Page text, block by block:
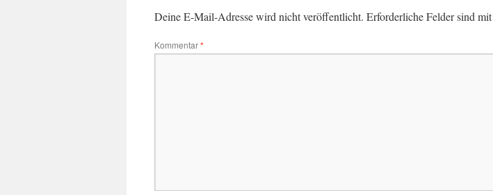
Deine E-Mail-Adresse wird nicht veröffentlicht. Erforderliche Felder sind mit
Kommentar*